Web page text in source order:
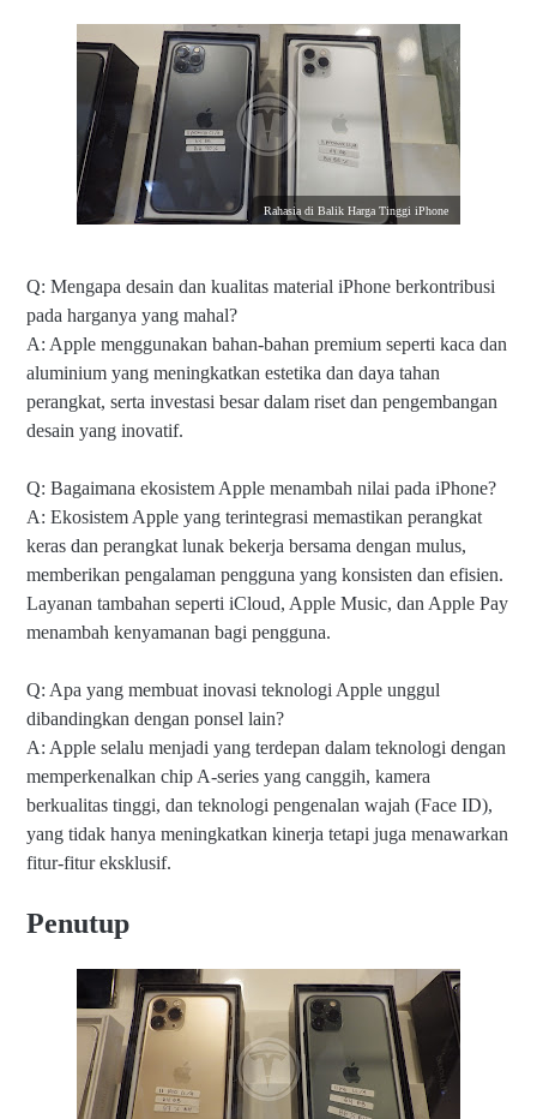
Rahasia di Balik Harga Tinggi iPhone
Q: Mengapa desain dan kualitas material iPhone berkontribusi
pada harganya yang mahal?
A: Apple menggunakan bahan-bahan premium seperti kaca dan
aluminium yang meningkatkan estetika dan daya tahan
perangkat, serta investasi besar dalam riset dan pengembangan
desain yang inovatif.
Q: Bagaimana ekosistem Apple menambah nilai pada iPhone?
A: Ekosistem Apple yang terintegrasi memastikan perangkat
keras dan perangkat lunak bekerja bersama dengan mulus,
memberikan pengalaman pengguna yang konsisten dan efisien.
Layanan tambahan seperti iCloud, Apple Music, dan Apple Pay
menambah kenyamanan bagi pengguna.
Q: Apa yang membuat inovasi teknologi Apple unggul
dibandingkan dengan ponsel lain?
A: Apple selalu menjadi yang terdepan dalam teknologi dengan
memperkenalkan chip A-series yang canggih, kamera
berkualitas tinggi, dan teknologi pengenalan wajah (Face ID),
yang tidak hanya meningkatkan kinerja tetapi juga menawarkan
fitur-fitur eksklusif.
Penutup